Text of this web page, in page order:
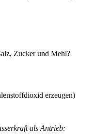
Zucker und Mehl?
erzeugen)
als Antrieb: